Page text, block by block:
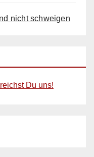
nicht schweigen
Du uns!